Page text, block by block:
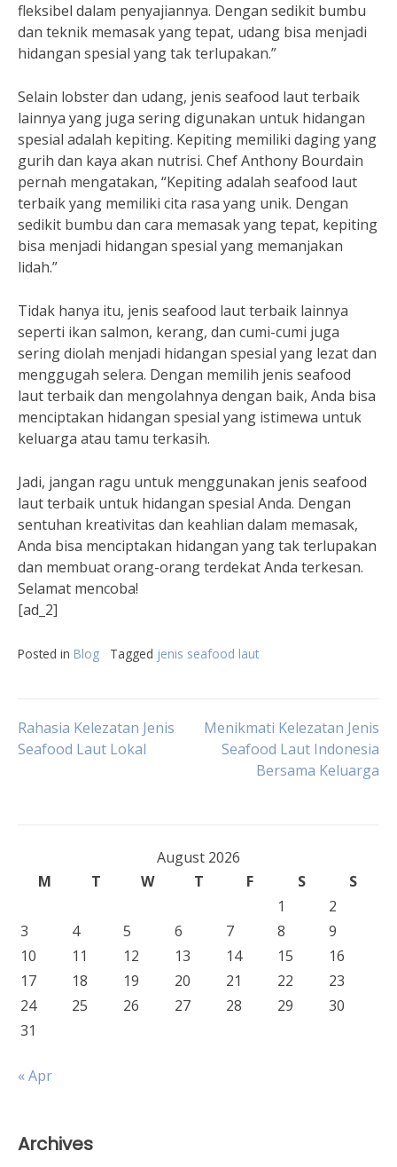
fleksibel dalam penyajiannya. Dengan sedikit bumbu
dan teknik memasak yang tepat, udang bisa menjadi
hidangan spesial yang tak terlupakan.”
Selain lobster dan udang, jenis seafood laut terbaik
lainnya yang juga sering digunakan untuk hidangan
spesial adalah kepiting. Kepiting memiliki daging yang
gurih dan kaya akan nutrisi. Chef Anthony Bourdain
pernah mengatakan, “Kepiting adalah seafood laut
terbaik yang memiliki cita rasa yang unik. Dengan
sedikit bumbu dan cara memasak yang tepat, kepiting
bisa menjadi hidangan spesial yang memanjakan
lidah.”
Tidak hanya itu, jenis seafood laut terbaik lainnya
seperti ikan salmon, kerang, dan cumi-cumi juga
sering diolah menjadi hidangan spesial yang lezat dan
menggugah selera. Dengan memilih jenis seafood
laut terbaik dan mengolahnya dengan baik, Anda bisa
menciptakan hidangan spesial yang istimewa untuk
keluarga atau tamu terkasih.
Jadi, jangan ragu untuk menggunakan jenis seafood
laut terbaik untuk hidangan spesial Anda. Dengan
sentuhan kreativitas dan keahlian dalam memasak,
Anda bisa menciptakan hidangan yang tak terlupakan
dan membuat orang-orang terdekat Anda terkesan.
Selamat mencoba!
[ad_2]
Posted in Blog Tagged jenis seafood laut
Post
Rahasia Kelezatan Jenis
Seafood Laut Lokal
Menikmati Kelezatan Jenis
Seafood Laut Indonesia
Bersama Keluarga
August 2026
M
T W T F S
S
1
2
3
4 5 6 7 8
9
10
11 12 13 14 15
16
17
18 19 20 21 22
23
24
25 26 27 28 29
30
31
« Apr
Archives